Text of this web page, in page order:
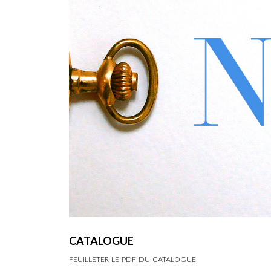
CATALOGUE
FEUILLETER LE PDF DU CATALOGUE